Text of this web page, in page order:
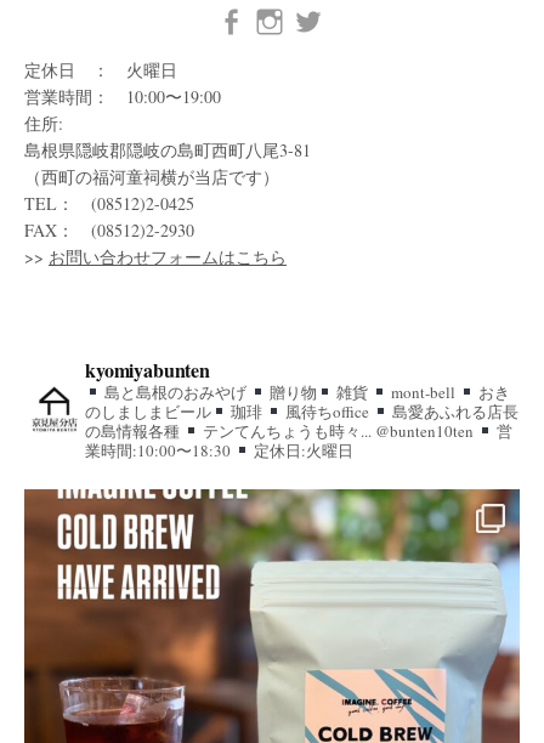
定休日 ： 火曜日
営業時間： 10:00〜19:00
住所:
島根県隠岐郡隠岐の島町西町八尾3-81
（西町の福河童祠横が当店です）
TEL： (08512)2-0425
FAX： (08512)2-2930
>> お問い合わせフォームはこちら
kyomiyabunten
島と島根のおみやげ 贈り物 雑貨 mont-bell
おき
のしましまビール
珈琲 風待ちoffice
島愛あふれる店長
の島情報各種
テンてんちょうも時々... @bunten10ten
営
業時間:10:00〜18:30
定休日:火曜日